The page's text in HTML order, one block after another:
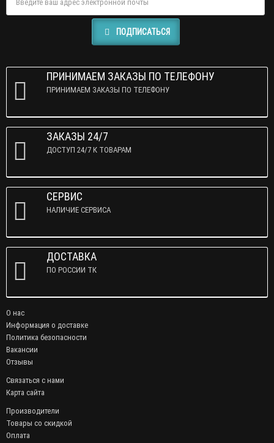
ПОДПИСАТЬСЯ
ПРИНИМАЕМ ЗАКАЗЫ ПО ТЕЛЕФОНУ
ПРИНИМАЕМ ЗАКАЗЫ ПО ТЕЛЕФОНУ
ЗАКАЗЫ 24/7
ДОСТУП 24/7 К ТОВАРАМ
СЕРВИС
НАЛИЧИЕ СЕРВИСА
ДОСТАВКА
ПО РОССИИ ТК
О нас
Информация о доставке
Политика безопасности
Вакансии
Отзывы
Связаться с нами
Карта сайта
Производители
Товары со скидкой
Оплата